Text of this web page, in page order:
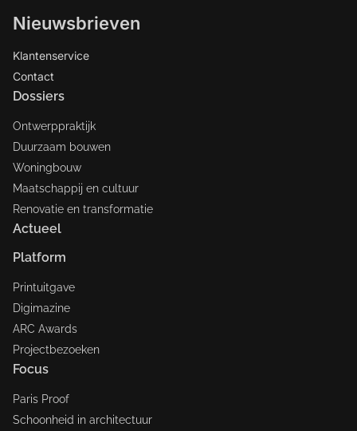
Nieuwsbrieven
Klantenservice
Contact
Dossiers
Ontwerppraktijk
Duurzaam bouwen
Woningbouw
Maatschappij en cultuur
Renovatie en transformatie
Actueel
Platform
Printuitgave
Digimazine
ARC Awards
Projectbezoeken
Focus
Paris Proof
Schoonheid in architectuur